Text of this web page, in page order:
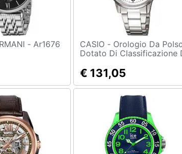
EMPORIO ARMANI - Ar1676
CASIO - Orologio Da Polso
Dotato Di Classificazione
1303pd-7bvef
€ 131,05